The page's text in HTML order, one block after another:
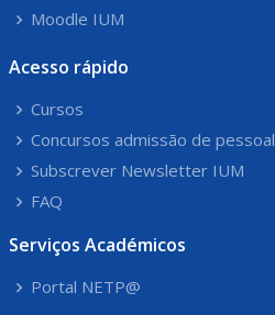
Moodle IUM
Acesso rápido
Cursos
Concursos admissão de pessoal
Subscrever Newsletter IUM
FAQ
Serviços Académicos
Portal NETP@